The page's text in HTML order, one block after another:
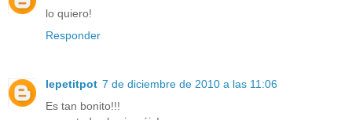
lo quiero!
Responder
lepetitpot 7 de diciembre de 2010 a las 11:06
Es tan bonito!!!